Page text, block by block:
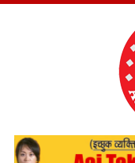
Aaj Tak